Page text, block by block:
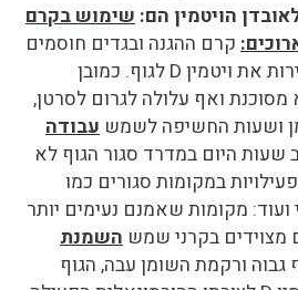
הויטמין הם: שימוש בקרם
קרם ההגנה ובגדים חוסמים
את ויטמין D לגוף. כמובן
ואף עלולה לגרום לסרטן,
ושעות החשיפה לשמש עבודה
שעות היום במדרד סגור הגוף לא
פעילויות במקומות סגורים כמו
ועוד: מקומות שאמנם נעימים יותר
מצוידים בקרני שמש השמנת
ורקמת השומן עבה, הגוף